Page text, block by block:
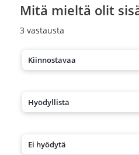
Mitä mieltä olit
3 vastausta
Kiinnostavaa
Hyödyllistä
Ei hyödytä